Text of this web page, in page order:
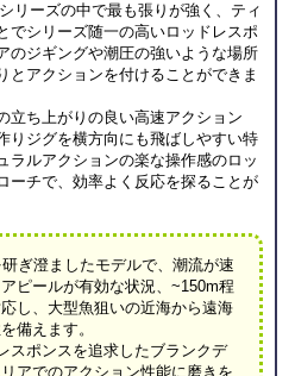
リーズの中で最も張りが強く、ティ
でシリーズ随一の高いロッドレスポ
のジギングや潮圧の強いような場所
とアクションを付けることができま
立ち上がりの良い高速アクション
りジグを横方向にも飛ばしやすい特
ラルアクションの楽な操作感のロッ
ーチで、効率よく反応を探ることが
ぎ澄ましたモデルで、潮流が速
ピールが有効な状況、~150m程
し、大型魚狙いの近海から遠海
備えます。
スポンスを追求したブランクデ
アでのアクション性能に磨きを